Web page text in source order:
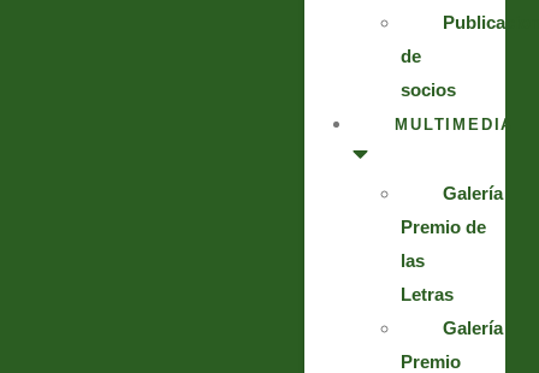
de
socios
MULTIMEDIA
Galería
Premio de
las
Letras
Galería
Premio